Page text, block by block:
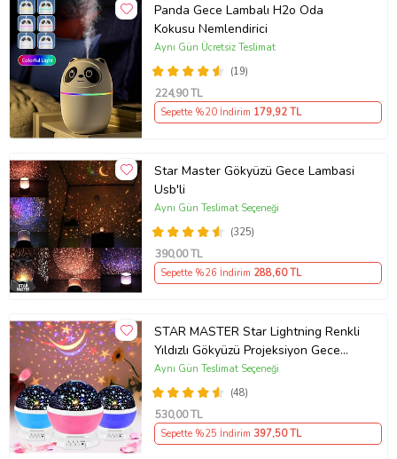
Panda Gece Lambalı H2o Oda
Kokusu Nemlendirici
(19)
Aynı Gün Ücretsiz Teslimat
224,90 TL
Sepette %20 İndirim 179,92 TL
Star Master Gökyüzü Gece Lambasi
Usb'li
(325)
Aynı Gün Teslimat Seçeneği
390,00 TL
Sepette %26 İndirim 288,60 TL
STAR MASTER Star Lightning Renkli
Yıldızlı Gökyüzü Projeksiyon Gece
Lambası (Pembe)
(48)
Aynı Gün Teslimat Seçeneği
530,00 TL
Sepette %25 İndirim 397,50 TL